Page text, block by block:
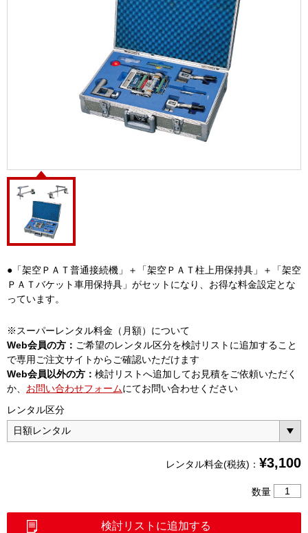
●「架空ＰＡＴ普通接続機」＋「架空ＰＡＴ柱上用保持具」＋「架空
ＰＡＴバケット車用保持具」がセットになり、お得な料金設定とな
っています。
※スーパーレンタル料金（月額）について
Web会員の方： ご希望のレンタル区分を検討リストに追加すること
で専用ご注文サイトからご確認いただけます
Web会員以外の方： 検討リストへ追加してお見積をご依頼いただく
か、 お問い合わせフォームにてお問い合わせください
レンタル区分
レンタル料金(税抜)： ¥3,100
数量
検討リストに追加する